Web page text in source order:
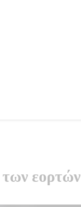
των εορτών